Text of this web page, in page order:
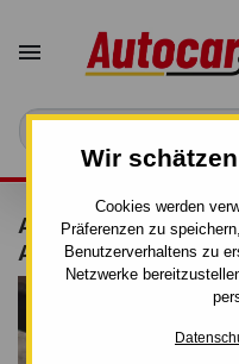
Wir
Cookies werden
Präferenzen zu
Benutzerverhaltens zu
Netzwerke

AUTOMAT–AHK